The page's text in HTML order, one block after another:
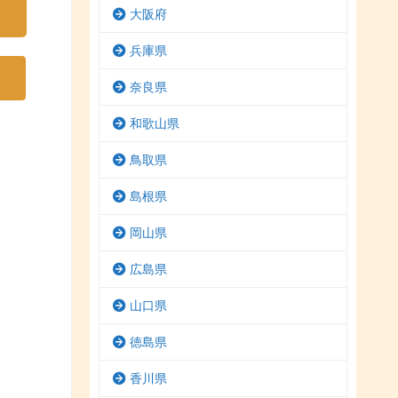
大阪府
兵庫県
奈良県
和歌山県
鳥取県
島根県
岡山県
広島県
山口県
徳島県
香川県